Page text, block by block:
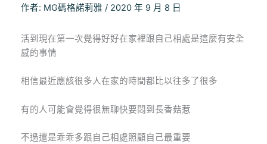
作者: MG碼格諾莉雅 / 2020 年 9 月 8 日
活到現在第一次覺得好好在家裡跟自己相處是這麼有安全
感的事情
相信最近應該很多人在家的時間都比以往多了很多
有的人可能會覺得很無聊快要悶到長香菇惹
不過還是乖乖多跟自己相處照顧自己最重要